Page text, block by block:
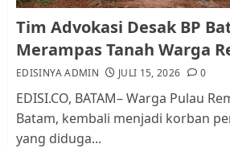
Kader Pajak
Pemerintah
Lingkungan
AGUSTUS 1, 2026
Tim Advokasi Desak BP
Merampas Tanah Warga
EDISINYA ADMIN JULI 15, 2026 0
EDISI.CO, BATAM– Warga Pulau
Batam, kembali menjadi korban
yang diduga...